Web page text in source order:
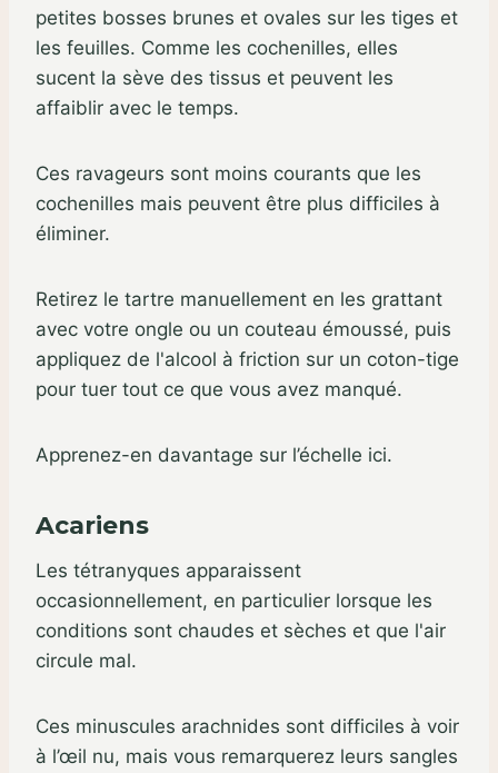
petites bosses brunes et ovales sur les tiges et
les feuilles. Comme les cochenilles, elles
sucent la sève des tissus et peuvent les
affaiblir avec le temps.
Ces ravageurs sont moins courants que les
cochenilles mais peuvent être plus difficiles à
éliminer.
Retirez le tartre manuellement en les grattant
avec votre ongle ou un couteau émoussé, puis
appliquez de l'alcool à friction sur un coton-tige
pour tuer tout ce que vous avez manqué.
Apprenez-en davantage sur l’échelle ici.
Acariens
Les tétranyques apparaissent
occasionnellement, en particulier lorsque les
conditions sont chaudes et sèches et que l'air
circule mal.
Ces minuscules arachnides sont difficiles à voir
à l’œil nu, mais vous remarquerez leurs sangles